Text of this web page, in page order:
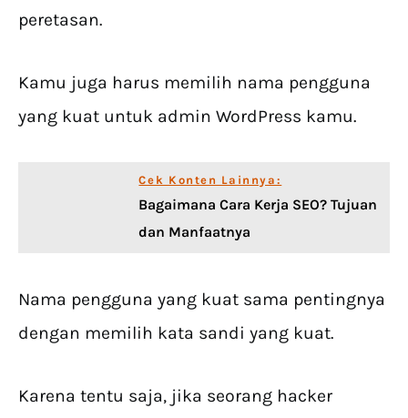
peretasan.
Kamu juga harus memilih nama pengguna
yang kuat untuk admin WordPress kamu.
Cek Konten Lainnya:
Bagaimana Cara Kerja SEO? Tujuan
dan Manfaatnya
Nama pengguna yang kuat sama pentingnya
dengan memilih kata sandi yang kuat.
Karena tentu saja, jika seorang hacker